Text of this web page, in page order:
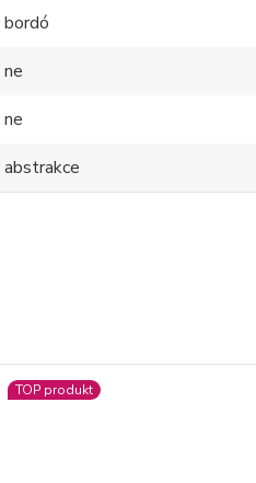
bordó
ne
ne
abstrakce
TOP produkt